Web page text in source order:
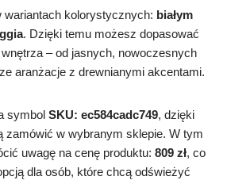
wariantach kolorystycznych: białym
. Dzięki temu możesz dopasować
– od jasnych, nowoczesnych
aranżacje z drewnianymi akcentami.
symbol SKU: ec584cadc749, dzięki
zamówić w wybranym sklepie. W tym
uwagę na cenę produktu: 809 zł, co
dla osób, które chcą odświeżyć